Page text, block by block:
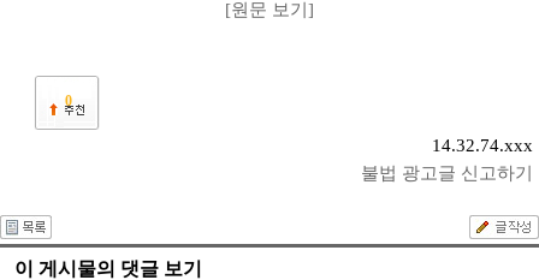
[원문 보기]
0
14.32.74.xxx
불법 광고글 신고하기
이 게시물의 댓글 보기